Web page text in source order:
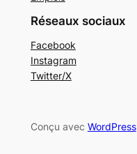
Réseaux sociaux
Facebook
Instagram
Twitter/X
Conçu avec WordPress